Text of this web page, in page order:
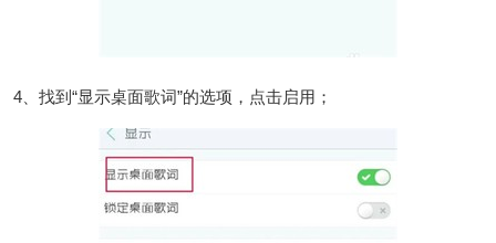
4、找到“显示桌面歌词”的选项，点击启用；